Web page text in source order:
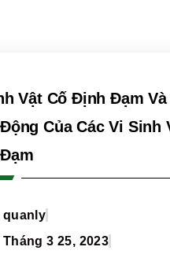
Vật Cố Định Đạm Và
Của Các Vi Sinh
quanly
Tháng 3 25, 2023